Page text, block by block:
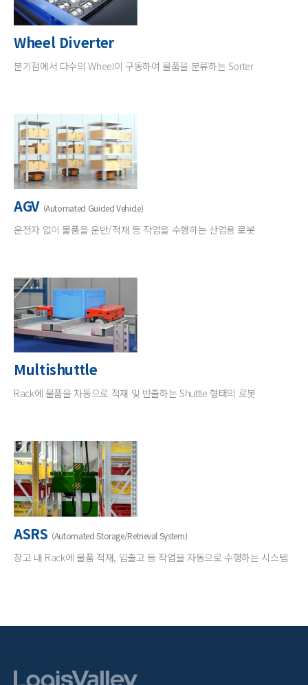
Wheel Diverter
분기점에서 다수의 Wheel이 구동하여 물품을 분류하는 Sorter
AGV (Automated Guided Vehicle)
운전자 없이 물품을 운반/적재 등 작업을 수행하는 산업용 로봇
Multishuttle
Rack에 물품을 자동으로 적재 및 반출하는 Shuttle 형태의 로봇
ASRS (Automated Storage/Retrieval System)
창고 내 Rack에 물품 적재, 입출고 등 작업을 자동으로 수행하는 시스템